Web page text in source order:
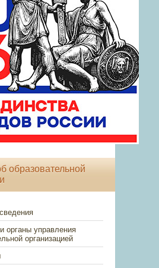
образовательной
органы управления
организацией